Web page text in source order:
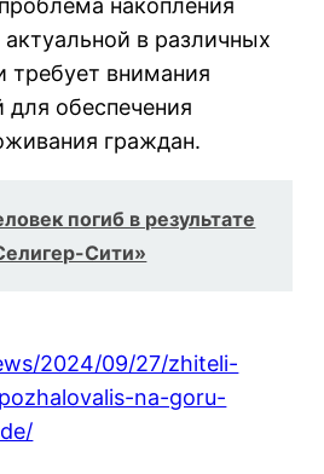
накопления
в различных
требует внимания
для обеспечения
граждан.
погиб в результате
Сити»
2024/09/27/zhiteli-
na-goru-